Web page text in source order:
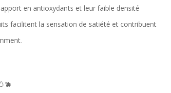
en antioxydants et leur faible densité
facilitent la sensation de satiété et contribuent